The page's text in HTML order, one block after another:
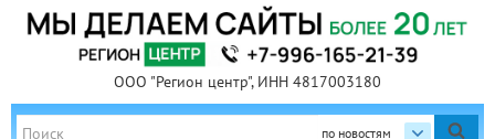
ООО "Регион центр", ИНН 4817003180
по новостям